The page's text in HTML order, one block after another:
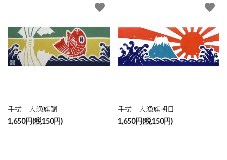
手拭 大漁旗鯛
1,650円(税150円)
favorite
手拭 大漁旗朝日
1,650円(税150円)
favorite